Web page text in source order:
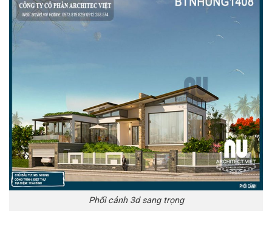
Phối cảnh 3d sang trọng